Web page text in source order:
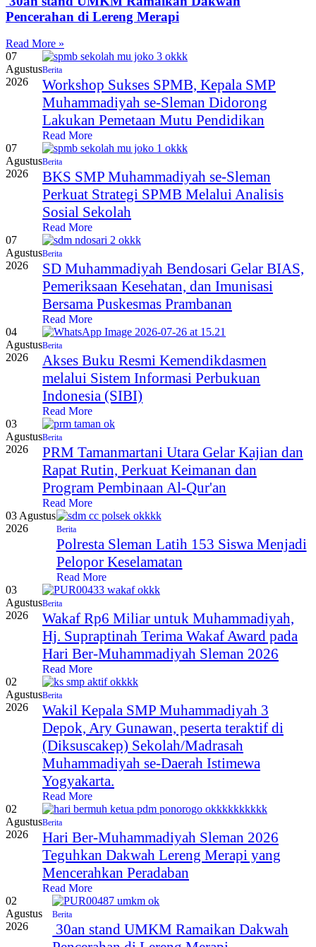
Pencerahan di Lereng Merapi
Read More »
07
Agustus
2026
Berita
Workshop Sukses SPMB, Kepala SMP
Muhammadiyah se-Sleman Didorong
Lakukan Pemetaan Mutu Pendidikan
Read More
07
Agustus
2026
Berita
BKS SMP Muhammadiyah se-Sleman
Perkuat Strategi SPMB Melalui Analisis
Sosial Sekolah
Read More
07
Agustus
2026
Berita
SD Muhammadiyah Bendosari Gelar BIAS,
Pemeriksaan Kesehatan, dan Imunisasi
Bersama Puskesmas Prambanan
Read More
04
Agustus
2026
Berita
Akses Buku Resmi Kemendikdasmen
melalui Sistem Informasi Perbukuan
Indonesia (SIBI)
Read More
03
Agustus
2026
Berita
PRM Tamanmartani Utara Gelar Kajian dan
Rapat Rutin, Perkuat Keimanan dan
Program Pembinaan Al-Qur'an
Read More
03 Agustus
2026
Berita
Polresta Sleman Latih 153 Siswa Menjadi
Pelopor Keselamatan
Read More
03
Agustus
2026
Berita
Wakaf Rp6 Miliar untuk Muhammadiyah,
Hj. Supraptinah Terima Wakaf Award pada
Hari Ber-Muhammadiyah Sleman 2026
Read More
02
Agustus
2026
Berita
Wakil Kepala SMP Muhammadiyah 3
Depok, Ary Gunawan, peserta teraktif di
(Diksuscakep) Sekolah/Madrasah
Muhammadiyah se-Daerah Istimewa
Yogyakarta.
Read More
02
Agustus
2026
Berita
Hari Ber-Muhammadiyah Sleman 2026
Teguhkan Dakwah Lereng Merapi yang
Mencerahkan Peradaban
Read More
02
Agustus
2026
Berita
30an stand UMKM Ramaikan Dakwah